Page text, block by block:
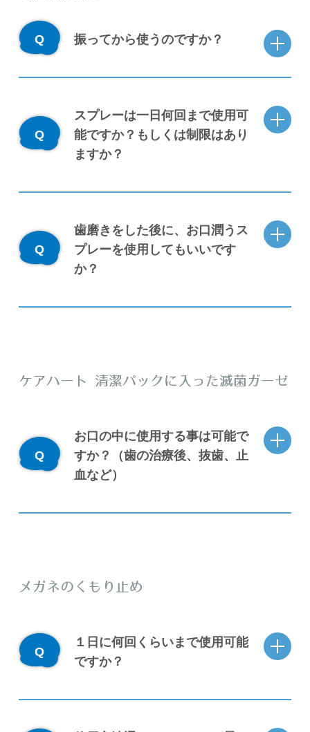
振ってから使うのですか？
スプレーは一日何回まで使用可
能ですか？もしくは制限はあり
ますか？
歯磨きをした後に、お口潤うス
プレーを使用してもいいです
か？
ケアハート 清潔パックに入った滅菌ガーゼ
お口の中に使用する事は可能で
すか？（歯の治療後、抜歯、止
血など）
メガネのくもり止め
１日に何回くらいまで使用可能
ですか？